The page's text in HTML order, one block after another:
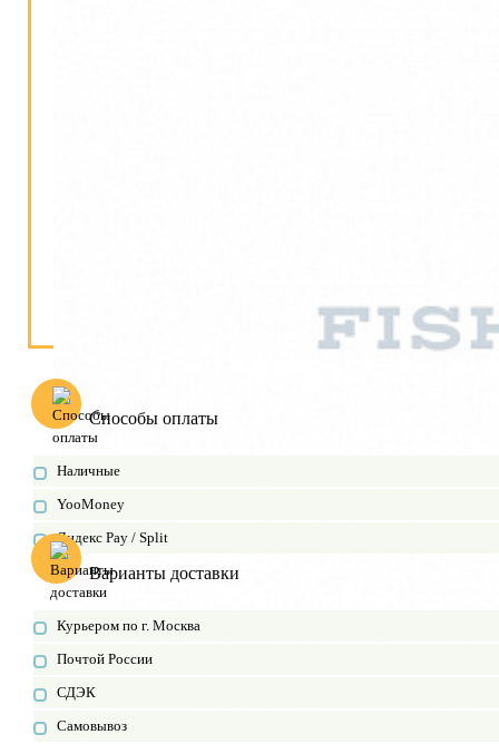
Способы оплаты
Наличные
YooMoney
Яндекс Pay / Split
Варианты доставки
Курьером по г. Москва
Почтой России
СДЭК
Самовывоз